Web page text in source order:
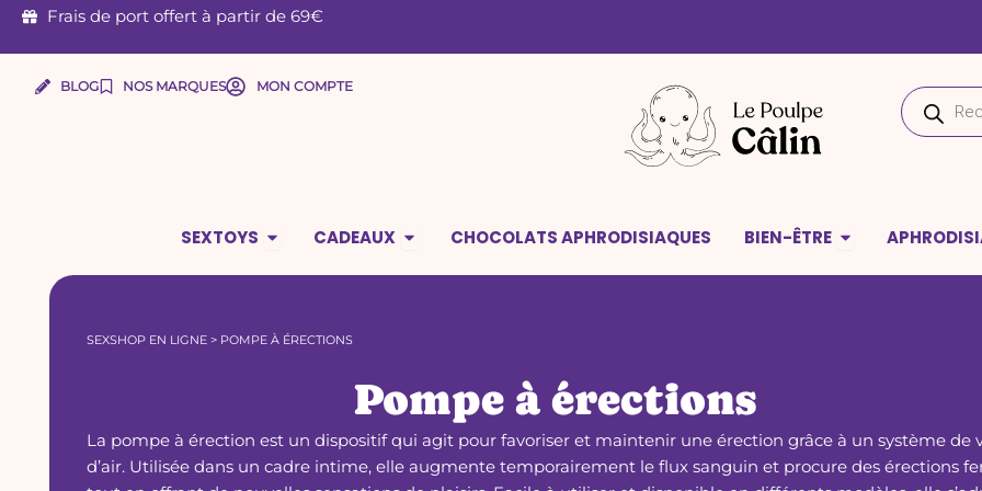
Aller Frais de port offert à partir de 69€
BLOG NOS MARQUES MON COMPTE
Recherche
de
produits
SEXTOYS Ouvrir Sextoys
CADEAUX Ouvrir Cadeaux
CHOCOLATS APHRODISIAQUES BIEN-ÊTRE Ouvrir Bien-être
SEXSHOP EN LIGNE > POMPE À ÉRECTIONS
Pompe à érections
La pompe à érection est un dispositif qui agit pour favoriser et maintenir une érection grâce à un système de
d’air. Utilisée dans un cadre intime, elle augmente temporairement le flux sanguin et procure des érections